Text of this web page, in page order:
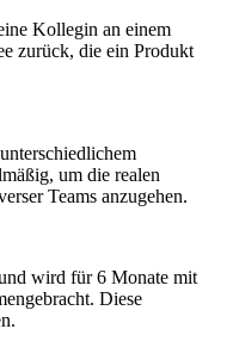
Kollegin an einem
zurück, die ein Produkt
um die realen
Teams anzugehen.
wird für 6 Monate mit
Diese